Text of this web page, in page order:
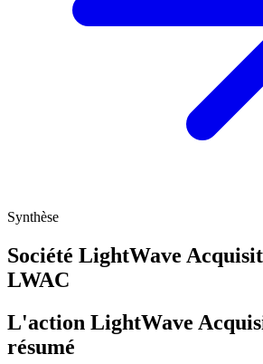
Synthèse
Société LightWave
LWAC
L'action LightWave
résumé